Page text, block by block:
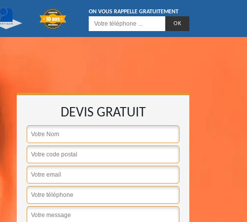
ON VOUS RAPPELLE GRATUITEMENT
DEVIS GRATUIT